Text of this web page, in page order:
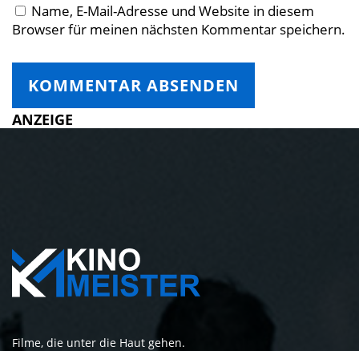
Name, E-Mail-Adresse und Website in diesem
Browser für meinen nächsten Kommentar speichern.
ANZEIGE
Filme, die unter die Haut gehen.